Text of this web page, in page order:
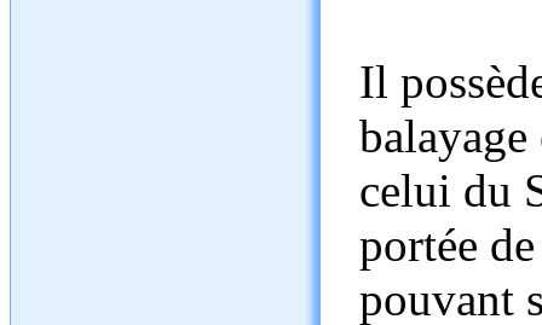
Il
celui du
portée
pouvant